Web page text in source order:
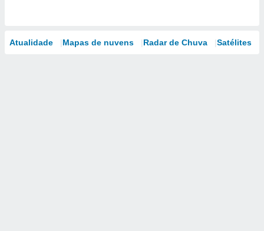
Atualidade Mapas de nuvens Radar de Chuva Satélites